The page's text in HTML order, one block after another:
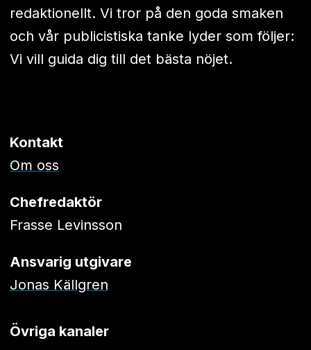
redaktionellt. Vi tror på den goda smaken
och vår publicistiska tanke lyder som följer:
Vi vill guida dig till det bästa nöjet.
Kontakt
Om oss
Chefredaktör
Frasse Levinsson
Ansvarig utgivare
Jonas Källgren
Övriga kanaler